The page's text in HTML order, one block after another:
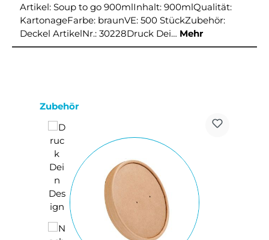
Artikel: Soup to go 900mlInhalt: 900mlQualität:
KartonageFarbe: braunVE: 500 StückZubehör:
Deckel ArtikelNr.: 30228Druck Dei… Mehr
Produktgalerie überspringen
Zubehör